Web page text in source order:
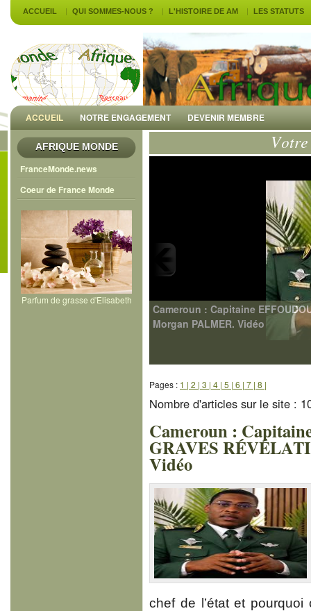
ACCUEIL QUI SOMMES-NOUS ? L'HISTOIRE DE AM LES STATUTS
ACCUEIL NOTRE ENGAGEMENT DEVENIR MEMBRE
AFRIQUE MONDE
FranceMonde.news
Coeur de France Monde
Parfum de grasse d'Elisabeth
Pages : 1 | 2 | 3 | 4 | 5 | 6 | 7 | 8 |
Nombre d'articles sur le site :
Cameroun :
GRAVES
Vidéo
chef de l’état et pourquoi